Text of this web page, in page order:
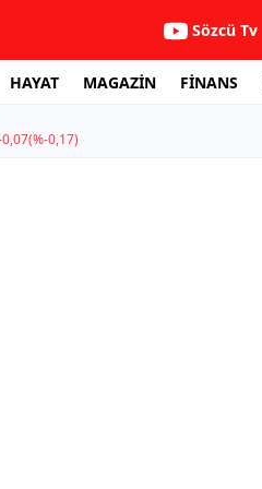
Sözcü Tv
HAYAT MAGAZİN FİNANS
(%-0,17)